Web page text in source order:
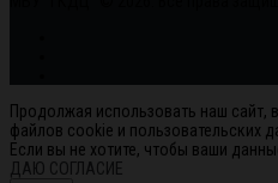
Продолжая использовать наш сайт,
файлов cookie и пользовательских
Если вы не хотите, чтобы ваши
ДАЮ СОГЛАСИЕ